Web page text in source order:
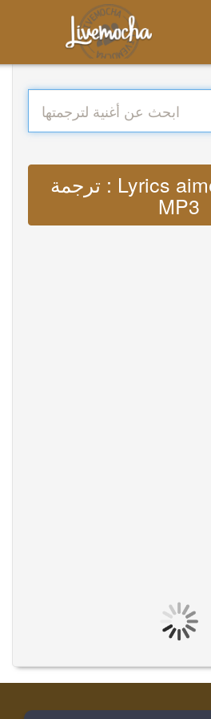
ترجمة : Lyrics aimep3 filtrado
MP3